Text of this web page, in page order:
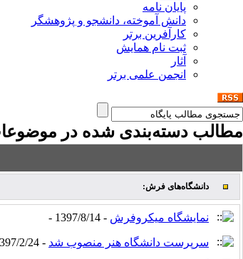
پایان نامه
دانش آموخته، دانشجو و پژوهشگر
کارآفرین برتر
ثبت نام همایش
آثار
انجمن علمی برتر
مطالب دسته‌بندی شده در
دانشگاه‌های فرش:
نمایشگاه میکروفرش - 1397/8/14 -
سرپرست دانشگاه هنر منصوب شد - 1397/2/24 -